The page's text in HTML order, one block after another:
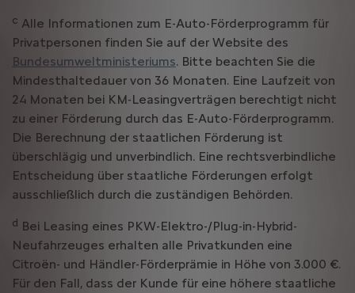
c Alle Informationen zum E-Auto-Förderprogramm für
Privatpersonen finden Sie auf der Website des
Bundesumweltministeriums. Bitte beachten Sie die
Mindesthaltedauer von 36 Monaten. Eine Laufzeit von
24 Monaten bei KM-Leasingverträgen berechtigt nicht
zu einer Förderung durch das E-Auto-Förderprogramm.
Die Berechnung der staatlichen Förderung ist
überschlägig und unverbindlich. Eine rechtsverbindliche
Entscheidung über staatliche Förderungen erfolgt
ausschließlich durch die zuständigen Behörden.
d Bei Leasing eines PKW-Elektro-/Plug-in-Hybrid-
Neufahrzeuges erhalten alle Privatkunden eine
Citroën- und Händler-Förderprämie in Höhe von 3.000 €.
Für den Fall, dass der Kunde für eine höhere staatliche